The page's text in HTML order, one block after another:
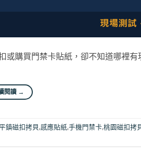
或購買門禁卡貼紙，卻不知道哪裡有
閱讀 →
鎮磁扣拷貝,感應貼紙,手機門禁卡,桃園磁扣拷